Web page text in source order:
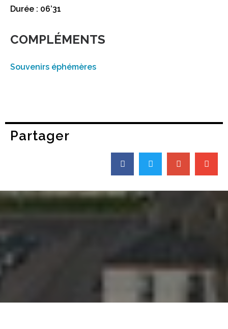
Durée : 06’31
COMPLÉMENTS
Souvenirs éphémères
Partager